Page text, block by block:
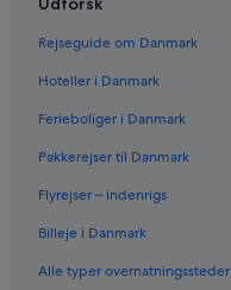
Rejseguide om Danmark
Hoteller i Danmark
Ferieboliger i Danmark
Pakkerejser til Danmark
Flyrejser – indenrigs
Billeje i Danmark
Alle typer overnatningssteder